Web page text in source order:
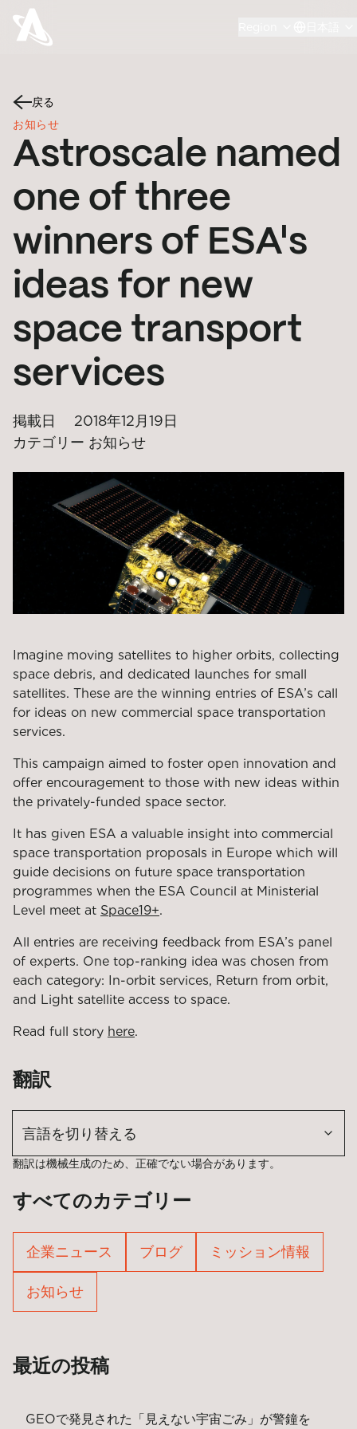
戻る
お知らせ
Astroscale named
one of three
winners of ESA's
ideas for new
space transport
services
掲載日
2018年12月19日
カテゴリー お知らせ
Imagine moving satellites to higher orbits, collecting
space debris, and dedicated launches for small
satellites. These are the winning entries of ESA’s call
for ideas on new commercial space transportation
services.
This campaign aimed to foster open innovation and
offer encouragement to those with new ideas within
the privately-funded space sector.
It has given ESA a valuable insight into commercial
space transportation proposals in Europe which will
guide decisions on future space transportation
programmes when the ESA Council at Ministerial
Level meet at Space19+.
All entries are receiving feedback from ESA’s panel
of experts. One top-ranking idea was chosen from
each category: In-orbit services, Return from orbit,
and Light satellite access to space.
Read full story here.
翻訳
言語を切り替える
翻訳は機械生成のため、正確でない場合があります。
すべてのカテゴリー
企業ニュース ブログ ミッション情報
お知らせ
最近の投稿
GEOで発見された「見えない宇宙ごみ」が警鐘を